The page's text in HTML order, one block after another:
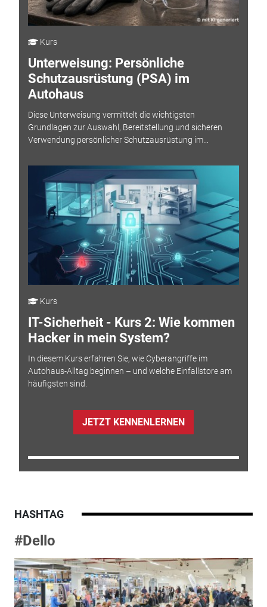
Kurs
Unterweisung: Persönliche
Schutzausrüstung (PSA) im
Autohaus
Diese Unterweisung vermittelt die wichtigsten
Grundlagen zur Auswahl, Bereitstellung und sicheren
Verwendung persönlicher Schutzausrüstung im...
Kurs
IT-Sicherheit - Kurs 2: Wie kommen
Hacker in mein System?
In diesem Kurs erfahren Sie, wie Cyberangriffe im
Autohaus-Alltag beginnen – und welche Einfallstore am
häufigsten sind.
JETZT KENNENLERNEN
HASHTAG
#Dello